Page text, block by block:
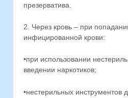
презерватива.
2. Через кровь – при
инфицированной крови:
•при использовании
введении наркотиков;
•нестерильных инструментов